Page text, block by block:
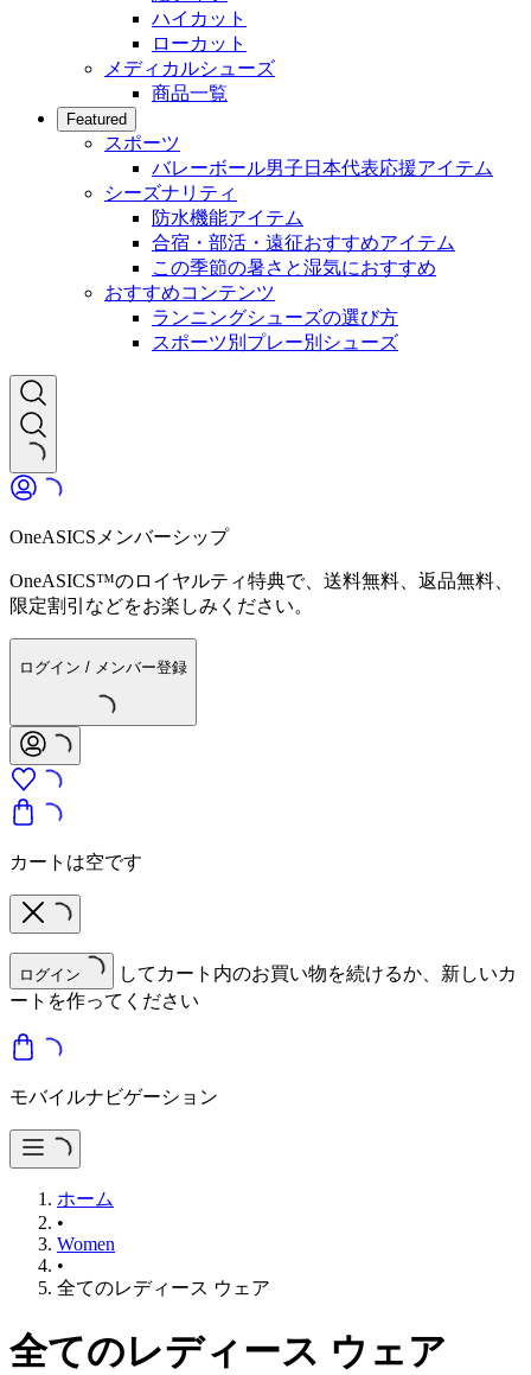
ハイカット
ローカット
メディカルシューズ
商品一覧
Featured
スポーツ
バレーボール男子日本代表応援アイテム
シーズナリティ
防水機能アイテム
合宿・部活・遠征おすすめアイテム
この季節の暑さと湿気におすすめ
おすすめコンテンツ
ランニングシューズの選び方
スポーツ別プレー別シューズ
OneASICSメンバーシップ
OneASICS™のロイヤルティ特典で、送料無料、返品無料、
限定割引などをお楽しみください。
ログイン / メンバー登録
カートは空です
ログイン
してカート内のお買い物を続けるか、新しいカ
ートを作ってください
モバイルナビゲーション
ホーム
•
Women
•
全てのレディース ウェア
全てのレディース ウェア